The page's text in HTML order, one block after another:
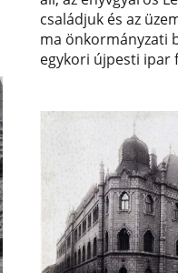
családjuk és az
ma önkormányzati
egykori újpesti ipar